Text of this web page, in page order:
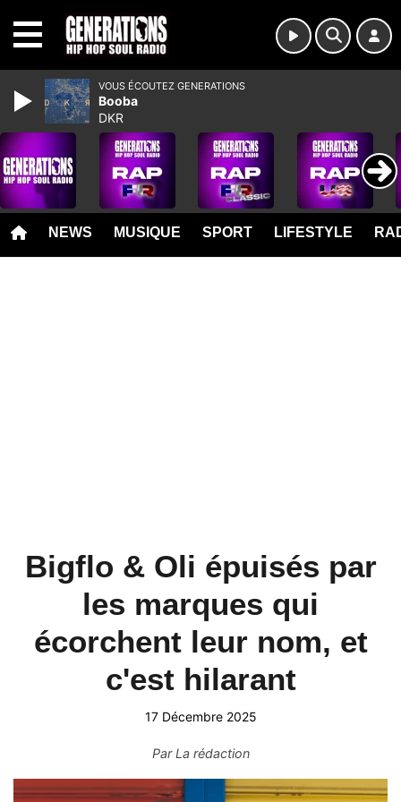
NEWS MUSIQUE SPORT LIFESTYLE
Bigflo & Oli épuisés par
les marques qui
écorchent leur nom, et
c'est hilarant
17 Décembre 2025
ParLa rédaction
VOUS ÉCOUTEZ GENERATIONS
Booba
DKR